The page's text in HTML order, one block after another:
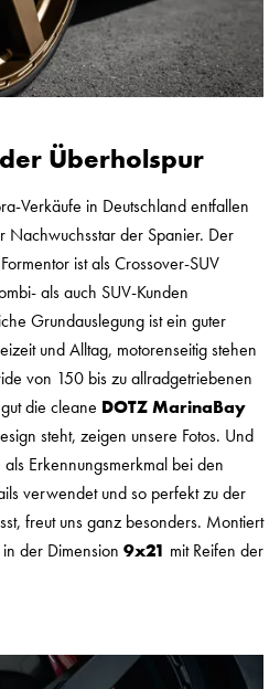
Überholspur
Verkäufe in Deutschland entfallen
Nachwuchsstar der Spanier. Der
ist als Crossover-SUV
als auch SUV-Kunden
Grundauslegung ist ein guter
und Alltag, motorenseitig stehen
von 150 bis zu allradgetriebenen
die cleane DOTZ MarinaBay
steht, zeigen unsere Fotos. Und
Erkennungsmerkmal bei den
verwendet und so perfekt zu der
freut uns ganz besonders. Montiert
der Dimension 9x21 mit Reifen der